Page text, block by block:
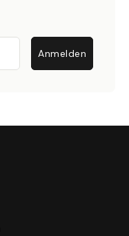
Anmelden